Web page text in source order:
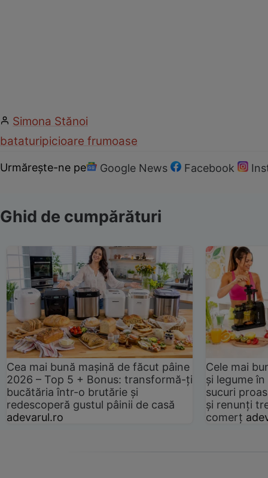
Simona Stănoi
bataturipicioare frumoase
Urmărește-ne pe Google News Facebook
Ghid de cumpărături
Cea mai bună mașină de făcut pâine
2026 – Top 5 + Bonus: transformă-ți
bucătăria într-o brutărie și
redescoperă gustul pâinii de casă
adevarul.ro
Cele mai
și legume
sucuri
și renunți
comerț